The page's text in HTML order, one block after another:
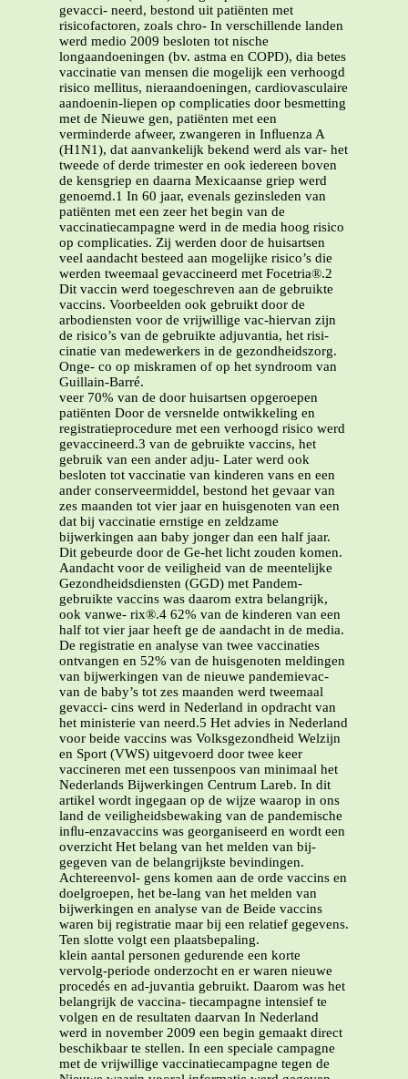
gevacci- neerd, bestond uit patiënten met
risicofactoren, zoals chro- In verschillende landen
werd medio 2009 besloten tot nische
longaandoeningen (bv. astma en COPD), dia betes
vaccinatie van mensen die mogelijk een verhoogd
risico mellitus, nieraandoeningen, cardiovasculaire
aandoenin-liepen op complicaties door besmetting
met de Nieuwe gen, patiënten met een
verminderde afweer, zwangeren in Inﬂuenza A
(H1N1), dat aanvankelijk bekend werd als var- het
tweede of derde trimester en ook iedereen boven
de kensgriep en daarna Mexicaanse griep werd
genoemd.1 In 60 jaar, evenals gezinsleden van
patiënten met een zeer het begin van de
vaccinatiecampagne werd in de media hoog risico
op complicaties. Zij werden door de huisartsen
veel aandacht besteed aan mogelijke risico’s die
werden tweemaal gevaccineerd met Focetria®.2
Dit vaccin werd toegeschreven aan de gebruikte
vaccins. Voorbeelden ook gebruikt door de
arbodiensten voor de vrijwillige vac-hiervan zijn
de risico’s van de gebruikte adjuvantia, het risi-
cinatie van medewerkers in de gezondheidszorg.
Onge- co op miskramen of op het syndroom van
Guillain-Barré.
veer 70% van de door huisartsen opgeroepen
patiënten Door de versnelde ontwikkeling en
registratieprocedure met een verhoogd risico werd
gevaccineerd.3 van de gebruikte vaccins, het
gebruik van een ander adju- Later werd ook
besloten tot vaccinatie van kinderen vans en een
ander conserveermiddel, bestond het gevaar van
zes maanden tot vier jaar en huisgenoten van een
dat bij vaccinatie ernstige en zeldzame
bijwerkingen aan baby jonger dan een half jaar.
Dit gebeurde door de Ge-het licht zouden komen.
Aandacht voor de veiligheid van de meentelijke
Gezondheidsdiensten (GGD) met Pandem-
gebruikte vaccins was daarom extra belangrijk,
ook vanwe- rix®.4 62% van de kinderen van een
half tot vier jaar heeft ge de aandacht in de media.
De registratie en analyse van twee vaccinaties
ontvangen en 52% van de huisgenoten meldingen
van bijwerkingen van de nieuwe pandemievac-
van de baby’s tot zes maanden werd tweemaal
gevacci- cins werd in Nederland in opdracht van
het ministerie van neerd.5 Het advies in Nederland
voor beide vaccins was Volksgezondheid Welzijn
en Sport (VWS) uitgevoerd door twee keer
vaccineren met een tussenpoos van minimaal het
Nederlands Bijwerkingen Centrum Lareb. In dit
artikel wordt ingegaan op de wijze waarop in ons
land de veiligheidsbewaking van de pandemische
inﬂu-enzavaccins was georganiseerd en wordt een
overzicht Het belang van het melden van bij-
gegeven van de belangrijkste bevindingen.
Achtereenvol- gens komen aan de orde vaccins en
doelgroepen, het be-lang van het melden van
bijwerkingen en analyse van de Beide vaccins
waren bij registratie maar bij een relatief gegevens.
Ten slotte volgt een plaatsbepaling.
klein aantal personen gedurende een korte
vervolg-periode onderzocht en er waren nieuwe
procedés en ad-juvantia gebruikt. Daarom was het
belangrijk de vaccina- tiecampagne intensief te
volgen en de resultaten daarvan In Nederland
werd in november 2009 een begin gemaakt direct
beschikbaar te stellen. In een speciale campagne
met de vrijwillige vaccinatiecampagne tegen de